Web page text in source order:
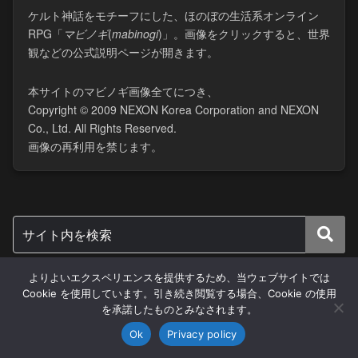
ケルト神話をモチーフにした、ほのぼの生活系オンライン
RPG「 マビノギ(​mabinogi)」。画像をクリックすると、世界
観などの公式説明ページが開きます。
本サイトのマビノギ画像全てにつき、
Copyright © 2009 NEXON Korea Corporation and NEXON
Co., Ltd. All Rights Reserved.
画像の再利用を禁じます。
HOME
SNSシェア
よりよいエクスペリエンスを提供するため、当ウェブサイトでは
Cookie を使用しています。引き続き閲覧する場合、Cookie の使用
を承諾したものとみなされます。
Ok
Privacy policy